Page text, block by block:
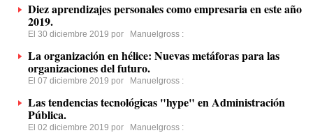
Diez aprendizajes personales como empresaria en este año
2019.
El 30 diciembre 2019 por Manuelgross :
La organización en hélice: Nuevas metáforas para las
organizaciones del futuro.
El 07 diciembre 2019 por Manuelgross :
Las tendencias tecnológicas "hype" en Administración
Pública.
El 02 diciembre 2019 por Manuelgross :